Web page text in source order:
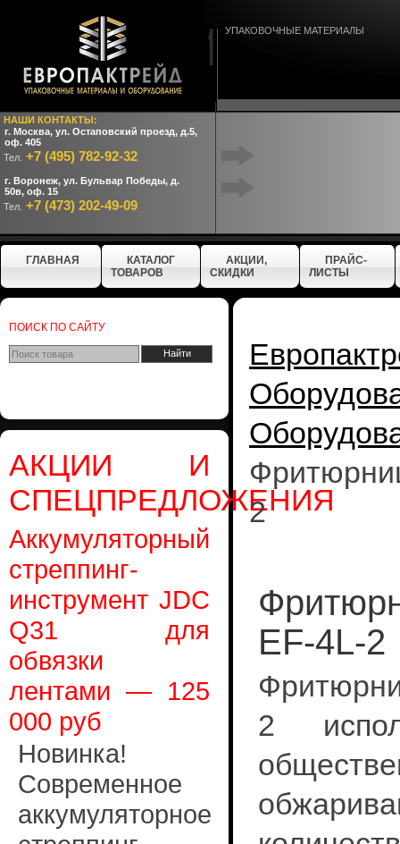
НАШИ КОНТАКТЫ:
г. Москва, ул. Остаповский проезд, д.5,
оф. 405
Тел. +7 (495) 782-92-32
г. Воронеж, ул. Бульвар Победы, д.
50в, оф. 15
Тел. +7 (473) 202-49-09
УПАКОВОЧНЫЕ МАТЕРИАЛЫ
ГЛАВНАЯ
КАТАЛОГ
ТОВАРОВ
АКЦИИ,
СКИДКИ
ПРАЙС-
ЛИСТЫ
ПОИСК ПО САЙТУ
АКЦИИ И
СПЕЦПРЕДЛОЖЕНИЯ
Аккумуляторный
стреппинг-
инструмент JDC
Q31 для
обвязки
лентами — 125
000 руб
Новинка!
Современное
аккумуляторное
2
EF-4L-2
2